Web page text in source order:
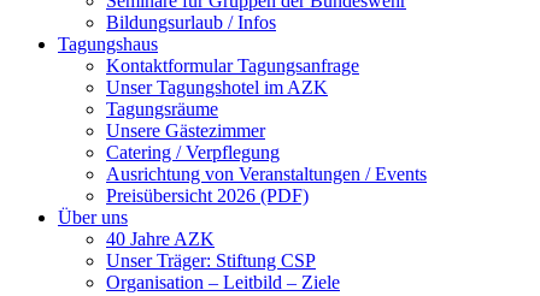
Bildungsurlaub / Infos
Tagungshaus
Kontaktformular Tagungsanfrage
Unser Tagungshotel im AZK
Tagungsräume
Unsere Gästezimmer
Catering / Verpflegung
Ausrichtung von Veranstaltungen / Events
Preisübersicht 2026 (PDF)
Über uns
40 Jahre AZK
Unser Träger: Stiftung CSP
Organisation – Leitbild – Ziele